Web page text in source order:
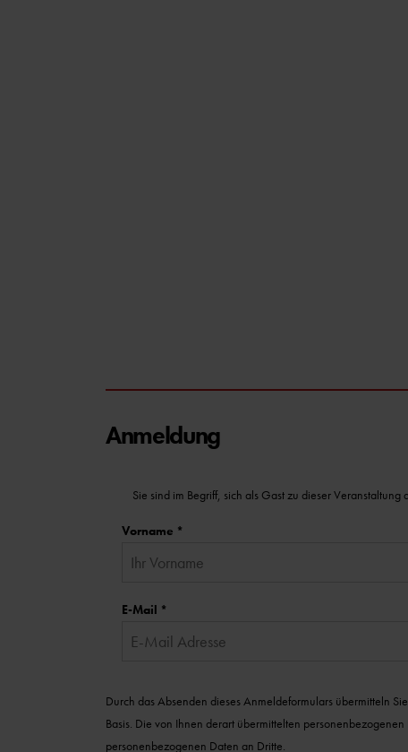
Anmeldung
Sie sind im Begriff, sich als Gast zu dieser
Vorname *
E-Mail *
Durch das Absenden dieses Anmeldeformulars übermitteln
Basis. Die von Ihnen derart übermittelten
personenbezogenen Daten an Dritte.